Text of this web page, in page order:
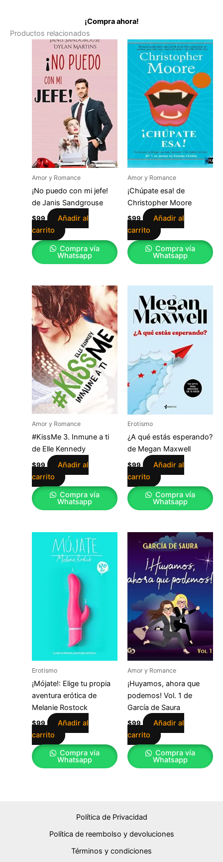
¡Compra ahora!
Productos relacionados
Amor y Romance
¡No puedo con mi jefe!
de Janis Sandgrouse
$99
Añadir al
carrito
Compra vía
Whatsapp
Amor y Romance
¡Chúpate esa! de
Christopher Moore
$99
Añadir al
carrito
Compra vía
Whatsapp
Amor y Romance
#KissMe 3. Inmune a ti
de Elle Kennedy
$99
Añadir al
carrito
Compra vía
Whatsapp
Erotismo
¿A qué estás esperando?
de Megan Maxwell
$99
Añadir al
carrito
Compra vía
Whatsapp
Erotismo
¡Mójate!: Elige tu propia
aventura erótica de
Melanie Rostock
$99
Añadir al
carrito
Compra vía
Whatsapp
Amor y Romance
¡Huyamos, ahora que
podemos! Vol. 1 de
García de Saura
$99
Añadir al
carrito
Compra vía
Whatsapp
Política de Privacidad
Política de reembolso y devoluciones
Términos y condiciones